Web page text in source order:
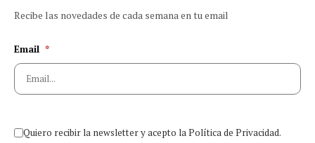
Recibe las novedades de cada semana en tu email
Email *
Quiero recibir la newsletter y acepto la Política de Privacidad.